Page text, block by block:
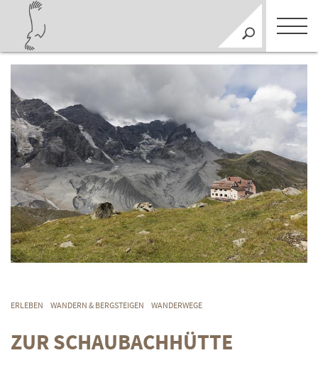
ERLEBEN WANDERN & BERGSTEIGEN WANDERWEGE
ZUR SCHAUBACHHÜTTE